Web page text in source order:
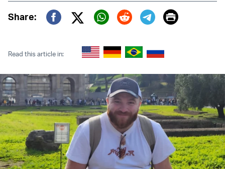
Share:
Twitter (X)
Print
Read this article in: